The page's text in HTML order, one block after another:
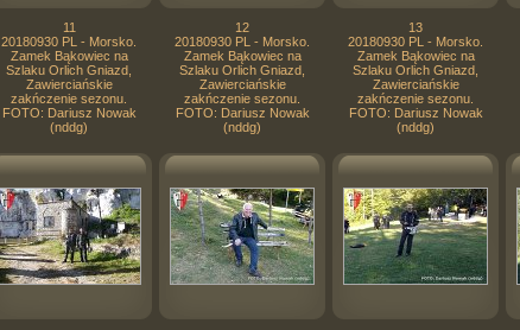
11
20180930 PL - Morsko.
Zamek Bąkowiec na
Szlaku Orlich Gniazd,
Zawierciańskie
zakńczenie sezonu.
FOTO: Dariusz Nowak
(nddg)
12
20180930 PL - Morsko.
Zamek Bąkowiec na
Szlaku Orlich Gniazd,
Zawierciańskie
zakńczenie sezonu.
FOTO: Dariusz Nowak
(nddg)
13
20180930 PL - Morsko.
Zamek Bąkowiec na
Szlaku Orlich Gniazd,
Zawierciańskie
zakńczenie sezonu.
FOTO: Dariusz Nowak
(nddg)